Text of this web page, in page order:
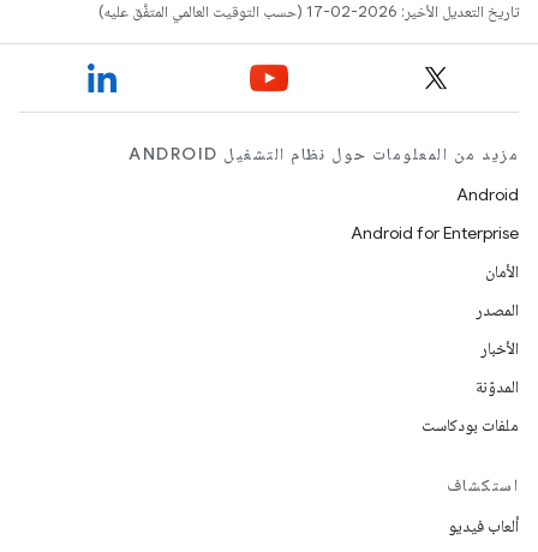
تاريخ التعديل الأخير: 2026-02-17 (حسب التوقيت العالمي المتفَّق عليه)
مزيد من المعلومات حول نظام التشغيل ANDROID
Android
Android for Enterprise
الأمان
المصدر
الأخبار
المدوّنة
ملفات بودكاست
استكشاف
ألعاب فيديو